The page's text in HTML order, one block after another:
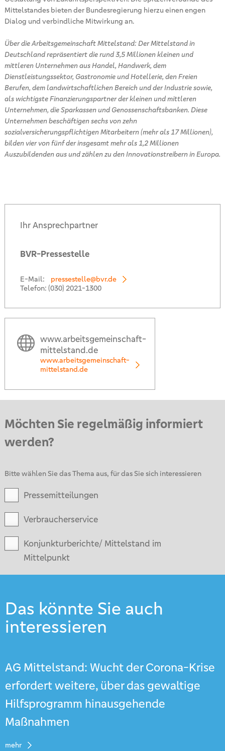
Mittelstandes bieten der Bundesregierung hierzu einen engen
Dialog und verbindliche Mitwirkung an.
Über die Arbeitsgemeinschaft Mittelstand: Der Mittelstand in
Deutschland repräsentiert die rund 3,5 Millionen kleinen und
mittleren Unternehmen aus Handel, Handwerk, dem
Dienstleistungssektor, Gastronomie und Hotellerie, den Freien
Berufen, dem landwirtschaftlichen Bereich und der Industrie sowie,
als wichtigste Finanzierungspartner der kleinen und mittleren
Unternehmen, die Sparkassen und Genossenschaftsbanken. Diese
Unternehmen beschäftigen sechs von zehn
sozialversicherungspflichtigen Mitarbeitern (mehr als 17 Millionen),
bilden vier von fünf der insgesamt mehr als 1,2 Millionen
Auszubildenden aus und zählen zu den Innovationstreibern in Europa.
Ihr Ansprechpartner
BVR-Pressestelle
E-Mail:
pressestelle@bvr.de
Telefon: (030) 2021-1300
www.arbeitsgemeinschaft-
mittelstand.de
www.arbeitsgemeinschaft-
mittelstand.de
Möchten Sie regelmäßig informiert
werden?
Bitte wählen Sie das Thema aus, für das Sie sich interessieren
Pressemitteilungen
Verbraucherservice
Konjunkturberichte/ Mittelstand im
Mittelpunkt
Das könnte Sie auch
interessieren
AG Mittelstand: Wucht der Corona-Krise
erfordert weitere, über das gewaltige
Hilfsprogramm hinausgehende
Maßnahmen
mehr